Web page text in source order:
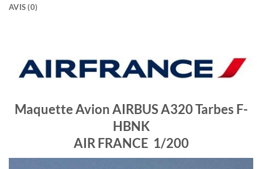
AVIS (0)
Maquette Avion AIRBUS A320 Tarbes F-
HBNK
AIR FRANCE 1/200